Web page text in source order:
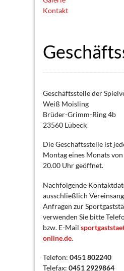
Kontakt
Geschäftsstelle der
Weiß Moisling
Brüder-Grimm-Ring 4b
23560 Lübeck
Die Geschäftsstelle ist
Montag eines Monats
20.00 Uhr geöffnet.
Nachfolgende
ausschließlich
Anfragen zur
verwenden Sie bitte
bzw. E-Mail
online.de.
Telefon: 0451 802240
Telefax: 0451 2929864